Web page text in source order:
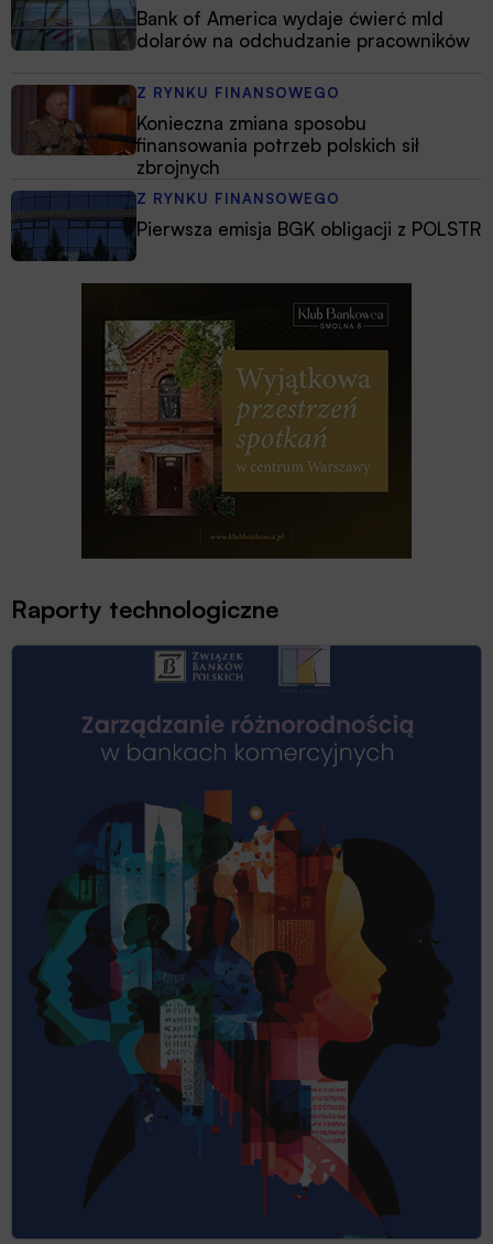
Bank of America wydaje ćwierć mld
dolarów na odchudzanie pracowników
Z RYNKU FINANSOWEGO
Konieczna zmiana sposobu
finansowania potrzeb polskich sił
zbrojnych
Z RYNKU FINANSOWEGO
Pierwsza emisja BGK obligacji z POLSTR
Raporty technologiczne